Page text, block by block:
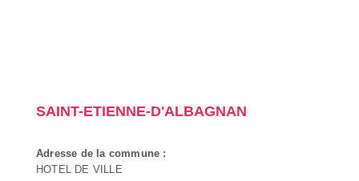
SAINT-ETIENNE-D'ALBAGNAN
Adresse de la commune :
HOTEL DE VILLE